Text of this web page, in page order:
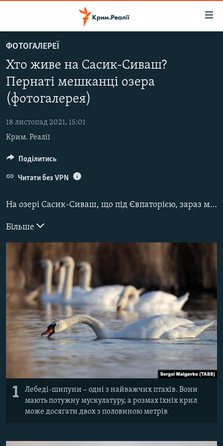
до
основного
матеріалу
Перейти
до
навігації
Перейти
пошуку
ВОДА.КРИМ
ВІДЕО ТА ФОТО
ПОЛІТИКА
БЛОГИ
ПОГЛЯД
ІНТЕРВ'Ю
ВСЕ ЗА ДЕНЬ
УКРАЇНСЬКА ПРОБЛЕМА КРИМУ
ІНФОГРАФІКА
Русский
Qırımtatar
ДОЛУЧАЙСЯ!
Усі сайти RFE/RL
ФОТОГАЛЕРЕЇ
Хто живе на Сасик-Сиваш?
Пернаті мешканці озера
(фотогалерея)
18 листопад 2021, 15:01
Крим. Реалії
На озері Сасик-Сиваш, що під Євпаторією, зараз можна побачити зграї різних птахів – диких качок, чапель і білих лебедів.
Більше
1
Лебеді-шипуни – одні з найважчих птахів. Вони
мають потужну мускулатуру, а розмах їхніх крил
може досягати двох з половиною метрів
Поділитись
Читати без VPN